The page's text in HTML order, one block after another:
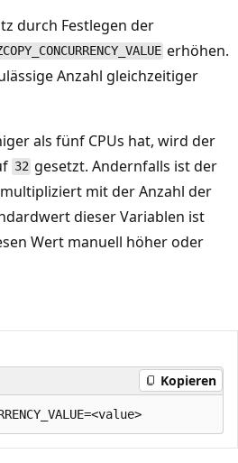
durch Festlegen der
erhöhen.
Anzahl gleichzeitiger
als fünf CPUs hat, wird der
32 gesetzt. Andernfalls ist der
mit der Anzahl der
dieser Variablen ist
Wert manuell höher oder
Kopieren